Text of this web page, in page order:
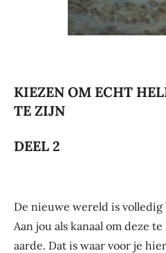
KIEZEN OM ECHT
TE ZIJN
DEEL 2
De nieuwe wereld is
Aan jou als kanaal om deze
aarde. Dat is waar voor je